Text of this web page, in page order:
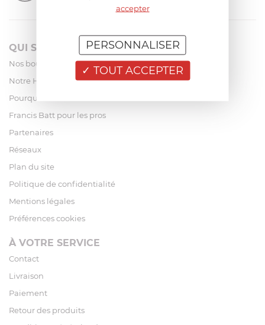
QUI SOMMES-NOUS?
Nos boutiques
Notre Histoire
Pourquoi acheter chez Francis Batt ?
Francis Batt pour les pros
Partenaires
Réseaux
Plan du site
Politique de confidentialité
Mentions légales
Préférences cookies
À VOTRE SERVICE
Contact
Livraison
Paiement
Retour des produits
accepter
TOUT ACCEPTER
PERSONNALISER